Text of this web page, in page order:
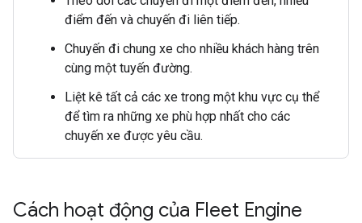
điểm đến và chuyến đi liên tiếp.
Chuyến đi chung xe cho nhiều khách hàng trên
cùng một tuyến đường.
Liệt kê tất cả các xe trong một khu vực cụ thể
để tìm ra những xe phù hợp nhất cho các
chuyến xe được yêu cầu.
Cách hoạt động của Fleet Engine